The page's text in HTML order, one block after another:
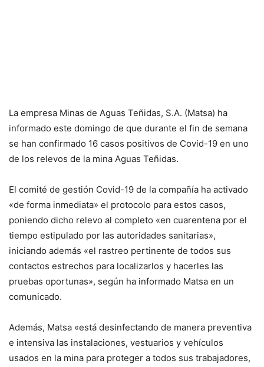
La empresa Minas de Aguas Teñidas, S.A. (Matsa) ha
informado este domingo de que durante el fin de semana
se han confirmado 16 casos positivos de Covid-19 en uno
de los relevos de la mina Aguas Teñidas.
El comité de gestión Covid-19 de la compañía ha activado
«de forma inmediata» el protocolo para estos casos,
poniendo dicho relevo al completo «en cuarentena por el
tiempo estipulado por las autoridades sanitarias»,
iniciando además «el rastreo pertinente de todos sus
contactos estrechos para localizarlos y hacerles las
pruebas oportunas», según ha informado Matsa en un
comunicado.
Además, Matsa «está desinfectando de manera preventiva
e intensiva las instalaciones, vestuarios y vehículos
usados en la mina para proteger a todos sus trabajadores,